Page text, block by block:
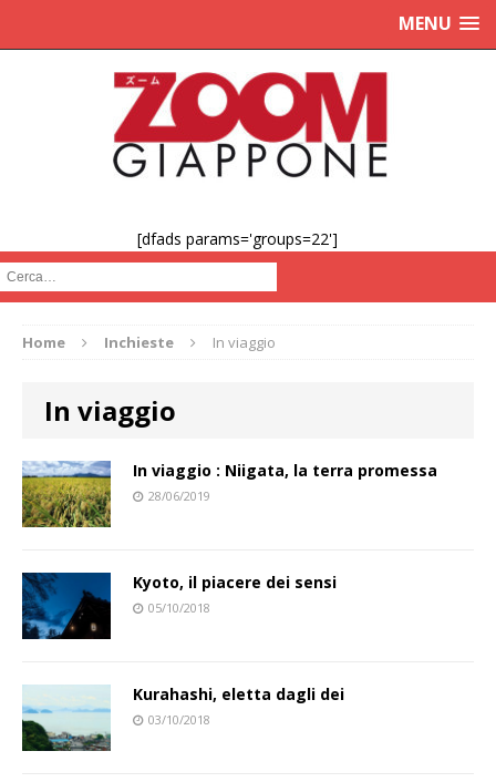
MENU
[dfads params='groups=22']
Cerca :
Home Inchieste In viaggio
In viaggio
In viaggio : Niigata, la terra promessa
28/06/2019
Kyoto, il piacere dei sensi
05/10/2018
Kurahashi, eletta dagli dei
03/10/2018